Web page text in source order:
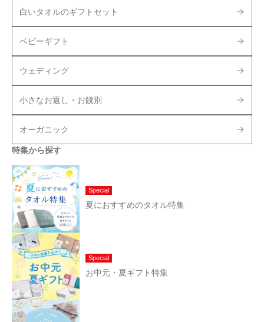
白いタオルのギフトセット
ベビーギフト
ウェディング
小さなお返し・お餞別
オーガニック
特集から探す
Special
夏におすすめのタオル特集
Special
お中元・夏ギフト特集